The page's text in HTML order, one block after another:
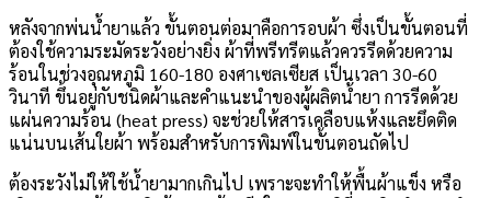
หลังจากพ่นน้ำยาแล้ว ขั้นตอนต่อมาคือการอบผ้า ซึ่งเป็นขั้นตอนที่
ต้องใช้ความระมัดระวังอย่างยิ่ง ผ้าที่พรีทรีตแล้วควรรีดด้วยความ
ร้อนในช่วงอุณหภูมิ 160-180 องศาเซลเซียส เป็นเวลา 30-60
วินาที ขึ้นอยู่กับชนิดผ้าและคำแนะนำของผู้ผลิตน้ำยา การรีดด้วย
แผ่นความร้อน (heat press) จะช่วยให้สารเคลือบแห้งและยึดติด
แน่นบนเส้นใยผ้า พร้อมสำหรับการพิมพ์ในขั้นตอนถัดไป
ต้องระวังไม่ให้ใช้น้ำยามากเกินไป เพราะจะทำให้พื้นผ้าแข็ง หรือ